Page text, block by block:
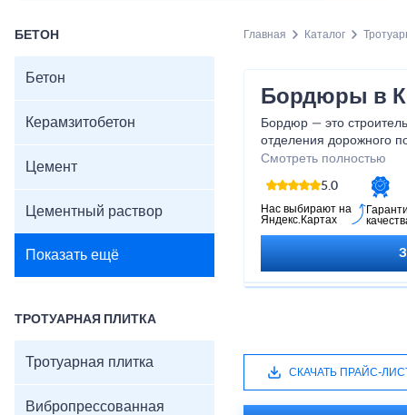
БЕТОН
Бетон
Керамзитобетон
Цемент
Цементный раствор
Показать ещё
ТРОТУАРНАЯ ПЛИТКА
Тротуарная плитка
Вибропрессованная
Главная Каталог
Бордюры в
Бордюр — это
отделения дорожного
других зон. Он
важную
покрытия,
обеспечивает
Благодаря бордюрам
Смотреть полностью
5.0
Нас выбирают на
Яндекс.Картах
СКАЧАТЬ ПРАЙС-